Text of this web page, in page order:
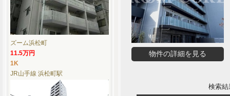
物件の詳細を見る
検索
ズーム浜松町
11.5万円
1K
JR山手線 浜松町駅